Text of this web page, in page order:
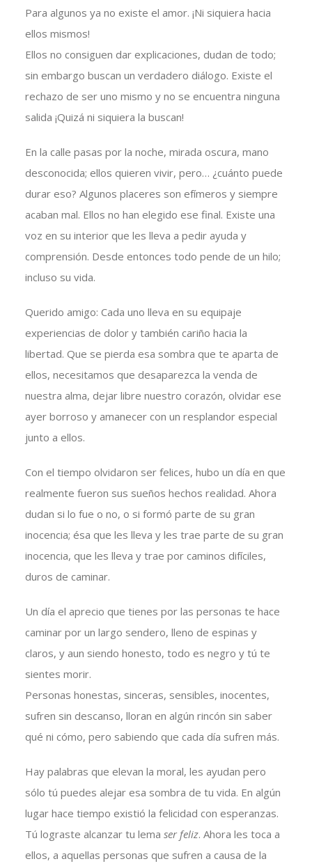
Para algunos ya no existe el amor. ¡Ni siquiera hacia
ellos mismos!
Ellos no consiguen dar explicaciones, dudan de todo;
sin embargo buscan un verdadero diálogo. Existe el
rechazo de ser uno mismo y no se encuentra ninguna
salida ¡Quizá ni siquiera la buscan!
En la calle pasas por la noche, mirada oscura, mano
desconocida; ellos quieren vivir, pero… ¿cuánto puede
durar eso? Algunos placeres son efímeros y siempre
acaban mal. Ellos no han elegido ese final. Existe una
voz en su interior que les lleva a pedir ayuda y
comprensión. Desde entonces todo pende de un hilo;
incluso su vida.
Querido amigo: Cada uno lleva en su equipaje
experiencias de dolor y también cariño hacia la
libertad. Que se pierda esa sombra que te aparta de
ellos, necesitamos que desaparezca la venda de
nuestra alma, dejar libre nuestro corazón, olvidar ese
ayer borroso y amanecer con un resplandor especial
junto a ellos.
Con el tiempo olvidaron ser felices, hubo un día en que
realmente fueron sus sueños hechos realidad. Ahora
dudan si lo fue o no, o si formó parte de su gran
inocencia; ésa que les lleva y les trae parte de su gran
inocencia, que les lleva y trae por caminos difíciles,
duros de caminar.
Un día el aprecio que tienes por las personas te hace
caminar por un largo sendero, lleno de espinas y
claros, y aun siendo honesto, todo es negro y tú te
sientes morir.
Personas honestas, sinceras, sensibles, inocentes,
sufren sin descanso, lloran en algún rincón sin saber
qué ni cómo, pero sabiendo que cada día sufren más.
Hay palabras que elevan la moral, les ayudan pero
sólo tú puedes alejar esa sombra de tu vida. En algún
lugar hace tiempo existió la felicidad con esperanzas.
Tú lograste alcanzar tu lema ser feliz. Ahora les toca a
ellos, a aquellas personas que sufren a causa de la